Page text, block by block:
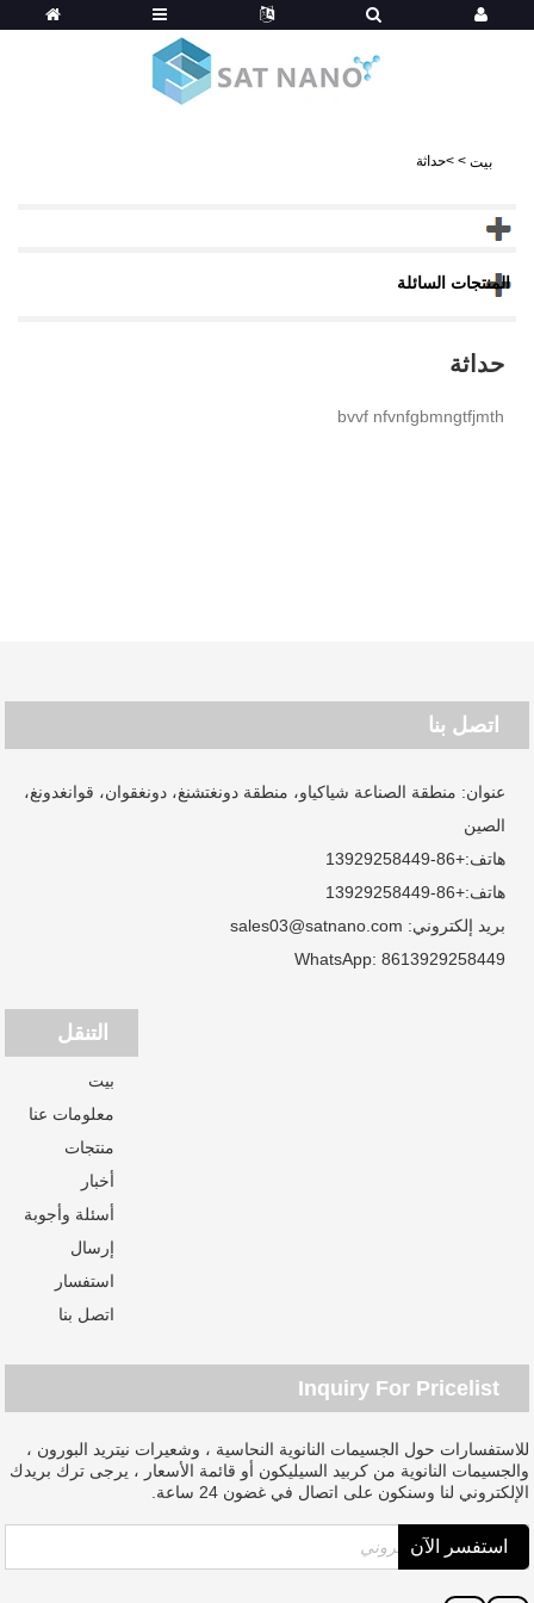
بيت >
>حداثة
المنتجات السائلة
حداثة
bvvf nfvnfgbmngtfjmth
اتصل بنا
عنوان: منطقة الصناعة شياكياو، منطقة دونغتشنغ، دونغقوان، قوانغدونغ،
الصين
هاتف:+86-13929258449
هاتف:+86-13929258449
بريد إلكتروني: sales03@satnano.com
WhatsApp: 8613929258449
التنقل
بيت
معلومات عنا
منتجات
أخبار
أسئلة وأجوبة
إرسال
استفسار
اتصل بنا
Inquiry For Pricelist
للاستفسارات حول الجسيمات النانوية النحاسية ، وشعيرات نيتريد البورون ،
والجسيمات النانوية من كربيد السيليكون أو قائمة الأسعار ، يرجى ترك بريدك
الإلكتروني لنا وسنكون على اتصال في غضون 24 ساعة.